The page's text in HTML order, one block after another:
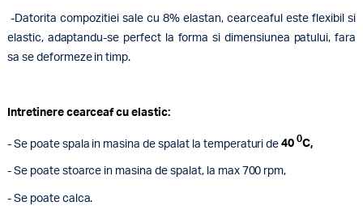
-Datorita compozitiei sale cu 8% elastan, cearceaful este flexibil si
elastic, adaptandu-se perfect la forma si dimensiunea patului, fara
sa se deformeze in timp.
Intretinere cearceaf cu elastic:
- Se poate spala in masina de spalat la temperaturi de400C,
- Se poate stoarce in masina de spalat, la max 700 rpm,
- Se poate calca.